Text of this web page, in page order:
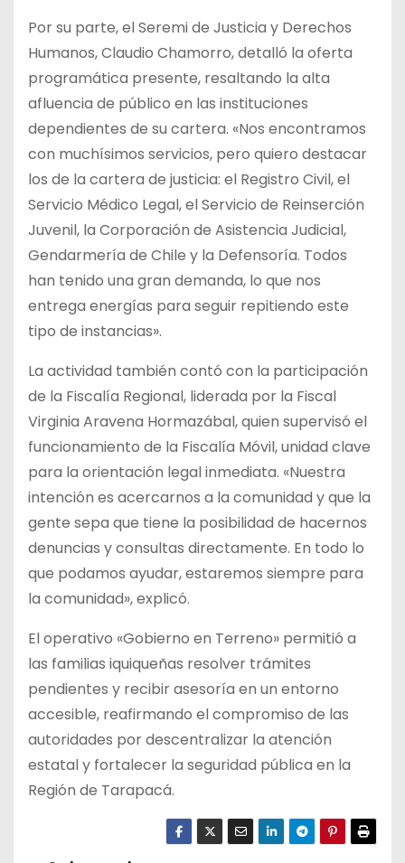
Por su parte, el Seremi de Justicia y Derechos
Humanos, Claudio Chamorro, detalló la oferta
programática presente, resaltando la alta
afluencia de público en las instituciones
dependientes de su cartera. «Nos encontramos
con muchísimos servicios, pero quiero destacar
los de la cartera de justicia: el Registro Civil, el
Servicio Médico Legal, el Servicio de Reinserción
Juvenil, la Corporación de Asistencia Judicial,
Gendarmería de Chile y la Defensoría. Todos
han tenido una gran demanda, lo que nos
entrega energías para seguir repitiendo este
tipo de instancias».
La actividad también contó con la participación
de la Fiscalía Regional, liderada por la Fiscal
Virginia Aravena Hormazábal, quien supervisó el
funcionamiento de la Fiscalía Móvil, unidad clave
para la orientación legal inmediata. «Nuestra
intención es acercarnos a la comunidad y que la
gente sepa que tiene la posibilidad de hacernos
denuncias y consultas directamente. En todo lo
que podamos ayudar, estaremos siempre para
la comunidad», explicó.
El operativo «Gobierno en Terreno» permitió a
las familias iquiqueñas resolver trámites
pendientes y recibir asesoría en un entorno
accesible, reafirmando el compromiso de las
autoridades por descentralizar la atención
estatal y fortalecer la seguridad pública en la
Región de Tarapacá.